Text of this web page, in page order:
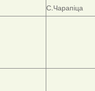
С.Чарапіца